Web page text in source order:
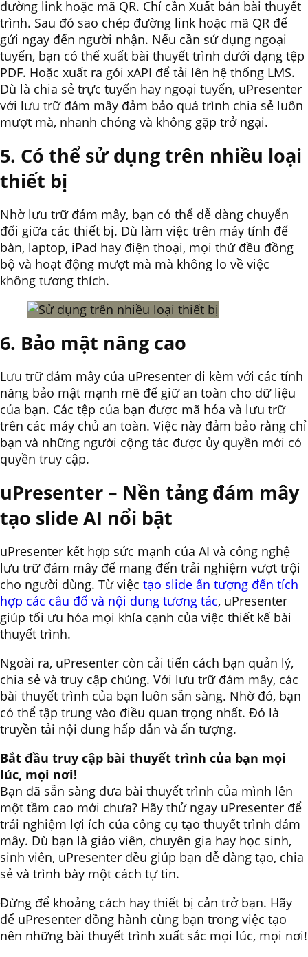
đường link hoặc mã QR. Chỉ cần Xuất bản bài thuyết
trình. Sau đó sao chép đường link hoặc mã QR để
gửi ngay đến người nhận. Nếu cần sử dụng ngoại
tuyến, bạn có thể xuất bài thuyết trình dưới dạng tệp
PDF. Hoặc xuất ra gói xAPI để tải lên hệ thống LMS.
Dù là chia sẻ trực tuyến hay ngoại tuyến, uPresenter
với lưu trữ đám mây đảm bảo quá trình chia sẻ luôn
mượt mà, nhanh chóng và không gặp trở ngại.
5. Có thể sử dụng trên nhiều loại
thiết bị
Nhờ lưu trữ đám mây, bạn có thể dễ dàng chuyển
đổi giữa các thiết bị. Dù làm việc trên máy tính để
bàn, laptop, iPad hay điện thoại, mọi thứ đều đồng
bộ và hoạt động mượt mà mà không lo về việc
không tương thích.
6. Bảo mật nâng cao
Lưu trữ đám mây của uPresenter đi kèm với các tính
năng bảo mật mạnh mẽ để giữ an toàn cho dữ liệu
của bạn. Các tệp của bạn được mã hóa và lưu trữ
trên các máy chủ an toàn. Việc này đảm bảo rằng chỉ
bạn và những người cộng tác được ủy quyền mới có
quyền truy cập.
uPresenter – Nền tảng đám mây
tạo slide AI nổi bật
uPresenter kết hợp sức mạnh của AI và công nghệ
lưu trữ đám mây để mang đến trải nghiệm vượt trội
cho người dùng. Từ việc tạo slide ấn tượng đến tích
hợp các câu đố và nội dung tương tác, uPresenter
giúp tối ưu hóa mọi khía cạnh của việc thiết kế bài
thuyết trình.
Ngoài ra, uPresenter còn cải tiến cách bạn quản lý,
chia sẻ và truy cập chúng. Với lưu trữ đám mây, các
bài thuyết trình của bạn luôn sẵn sàng. Nhờ đó, bạn
có thể tập trung vào điều quan trọng nhất. Đó là
truyền tải nội dung hấp dẫn và ấn tượng.
Bắt đầu truy cập bài thuyết trình của bạn mọi
lúc, mọi nơi!
Bạn đã sẵn sàng đưa bài thuyết trình của mình lên
một tầm cao mới chưa? Hãy thử ngay uPresenter để
trải nghiệm lợi ích của công cụ tạo thuyết trình đám
mây. Dù bạn là giáo viên, chuyên gia hay học sinh,
sinh viên, uPresenter đều giúp bạn dễ dàng tạo, chia
sẻ và trình bày một cách tự tin.
Đừng để khoảng cách hay thiết bị cản trở bạn. Hãy
để uPresenter đồng hành cùng bạn trong việc tạo
nên những bài thuyết trình xuất sắc mọi lúc, mọi nơi!